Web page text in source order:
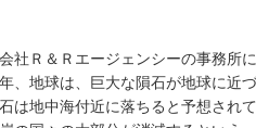
Ｒ＆Ｒエージェンシーの事務所に
、地球は、巨大な隕石が地球に近
は地中海付近に落ちると予想され